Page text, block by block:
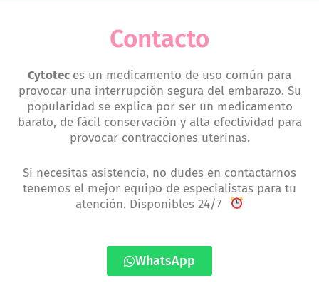
Contacto
Cytotec es un medicamento de uso común para
provocar una interrupción segura del embarazo. Su
popularidad se explica por ser un medicamento
barato, de fácil conservación y alta efectividad para
provocar contracciones uterinas.
Si necesitas asistencia, no dudes en contactarnos
tenemos el mejor equipo de especialistas para tu
atención. Disponibles 24/7
WhatsApp